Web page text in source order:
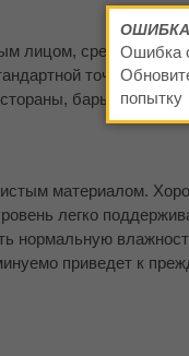
лицом,
точке 0,9-
бары).
материалом.
легко
нормальную
приведет к
Ошибка
попытку